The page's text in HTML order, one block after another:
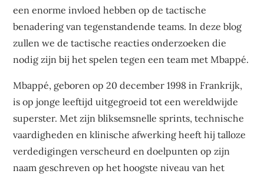
een enorme invloed hebben op de tactische
benadering van tegenstandende teams. In deze blog
zullen we de tactische reacties onderzoeken die
nodig zijn bij het spelen tegen een team met Mbappé.
Mbappé, geboren op 20 december 1998 in Frankrijk,
is op jonge leeftijd uitgegroeid tot een wereldwijde
superster. Met zijn bliksemsnelle sprints, technische
vaardigheden en klinische afwerking heeft hij talloze
verdedigingen verscheurd en doelpunten op zijn
naam geschreven op het hoogste niveau van het